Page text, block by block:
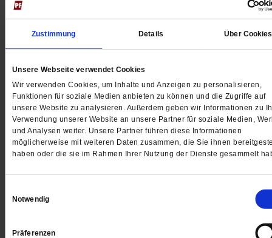
Zustimmung Details Über Cookies
Unsere Webseite verwendet Cookies
Wir verwenden Cookies, um Inhalte und Anzeigen zu personalisieren,
Funktionen für soziale Medien anbieten zu können und die Zugriffe auf
unsere Website zu analysieren. Außerdem geben wir Informationen zu
Verwendung unserer Website an unsere Partner für soziale Medien,
und Analysen weiter. Unsere Partner führen diese Informationen
möglicherweise mit weiteren Daten zusammen, die Sie ihnen
haben oder die sie im Rahmen Ihrer Nutzung der Dienste gesammelt
Notwendig
Präferenzen
Antworten.